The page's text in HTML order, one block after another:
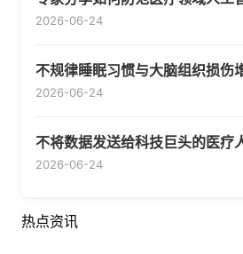
2026-06-24
不规律睡眠习惯与大脑组织损伤
2026-06-24
不将数据发送给科技巨头的医疗
2026-06-24
热点资讯